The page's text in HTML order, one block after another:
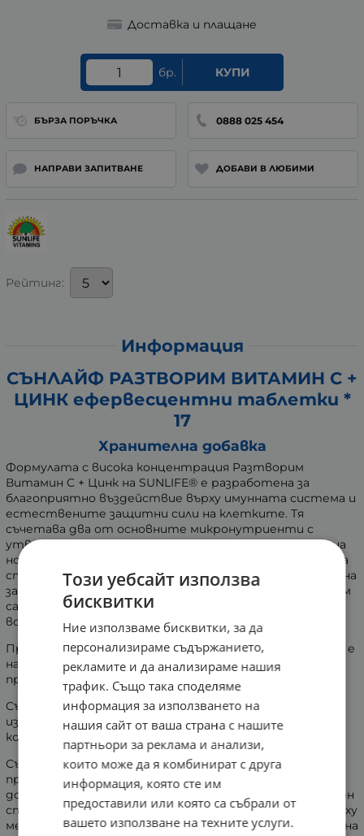
Доставка и плащане
бр. КУПИ
БЪРЗА ПОРЪЧКА 0888 025 454
НАПРАВИ ЗАПИТВАНЕ ДОБАВИ В ЛЮБИМИ
Рейтинг:
Информация
СЪНЛАЙФ РАЗТВОРИМ ВИТАМИН C +
ЦИНК ефервесцентни таблетки *
17
Хранителна добавка
Формулата с висока концентрация Разтворим
Витамин C + Цинк на SUNLIFE® е разработена за
благоприятно въздействие върху имунната система и
естествените защитни сили на клетките. Тя
съчетава два от основните микронутриенти с
утвърдено положително действие за поддържане на
нормалните имунни функции, особено през периоди на
стрес или през сезони с променливи условия. Създадена
за бърза абсорбция, формулата предлага удобен прием
само веднъж на ден, което я прави удачна за
всекидневна консумация.
Продуктът Разтворим Витамин C + Цинк на SUNLIFE е
наличен под формата на 17 разтворими таблетки с
приятен вкус на лимон.
Съставът не включва захар, глутен, лактоза и соя,
изкуствени оцветители, ГМО съставки и
консерванти.
Съчетанието на Витамин C и Цинк подпомага
правилната дейност на имунната система и
допринася за защитата на клетките от оксидативен
стрес. Тази комбинация има благоприятен ефект върху
метаболитните процеси, както и за поддържането на
Този уебсайт използва
бисквитки
Ние използваме бисквитки, за да
персонализираме съдържанието,
рекламите и да анализираме нашия
трафик. Също така споделяме
информация за използването на
нашия сайт от ваша страна с нашите
партньори за реклама и анализи,
които може да я комбинират с друга
информация, която сте им
предоставили или която са събрали от
вашето използване на техните услуги.